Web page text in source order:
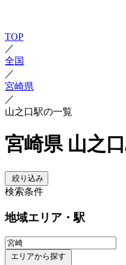
TOP
／
全国
／
宮崎県
／
山之口駅の一覧
宮崎県 山之
絞り込み
検索条件
地域エリア・駅
エリアから探す